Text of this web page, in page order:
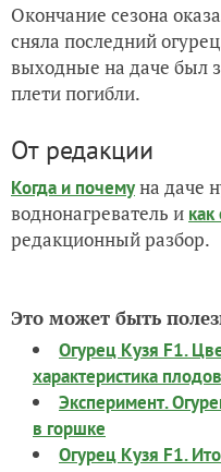
Окончание сезона
сняла последний
выходные на даче был
плети погибли.
От редакции
Когда и почемуна даче
воднонагреватель и
редакционный разбор.
Это может быть
Огурец Кузя F1.
характеристика
Эксперимент.
в горшке
Огурец Кузя F1.